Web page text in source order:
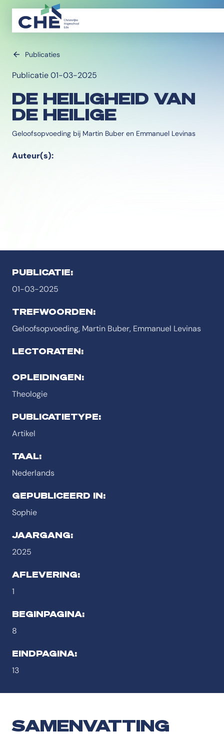
Publicaties
Publicatie 01-03-2025
DE HEILIGHEID VAN
DE HEILIGE
Geloofsopvoeding bij Martin Buber en Emmanuel Levinas
Auteur(s):
PUBLICATIE:
01-03-2025
TREFWOORDEN:
Geloofsopvoeding, Martin Buber, Emmanuel Levinas
LECTORATEN:
OPLEIDINGEN:
Theologie
PUBLICATIETYPE:
Artikel
TAAL:
Nederlands
GEPUBLICEERD IN:
Sophie
JAARGANG:
2025
AFLEVERING:
1
BEGINPAGINA:
8
EINDPAGINA:
13
SAMENVATTING